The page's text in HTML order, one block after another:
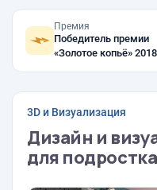
Премия
Победитель премии
«Золотое копьё» 2018
3D и Визуализация
Дизайн и
для подростка